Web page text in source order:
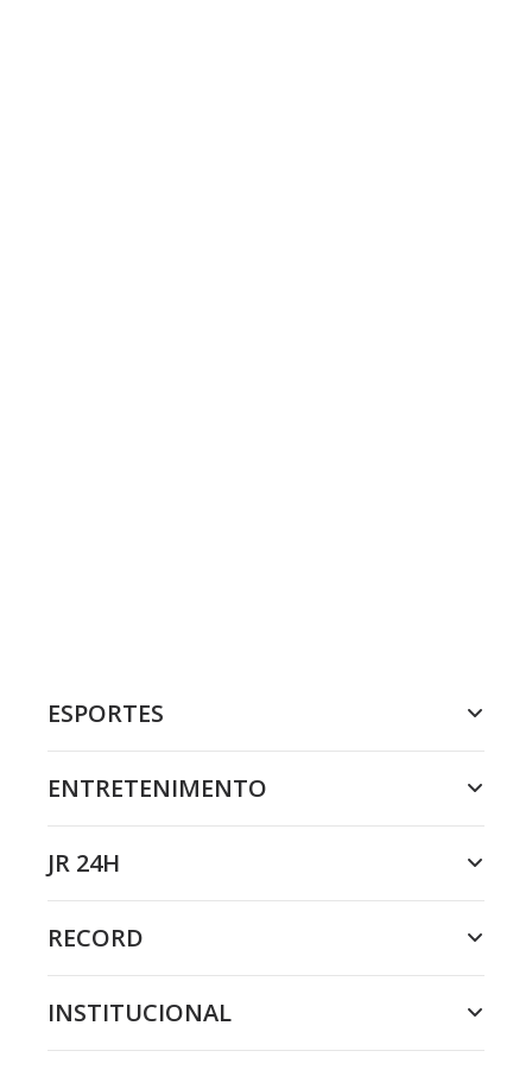
ESPORTES
ENTRETENIMENTO
JR 24H
RECORD
INSTITUCIONAL